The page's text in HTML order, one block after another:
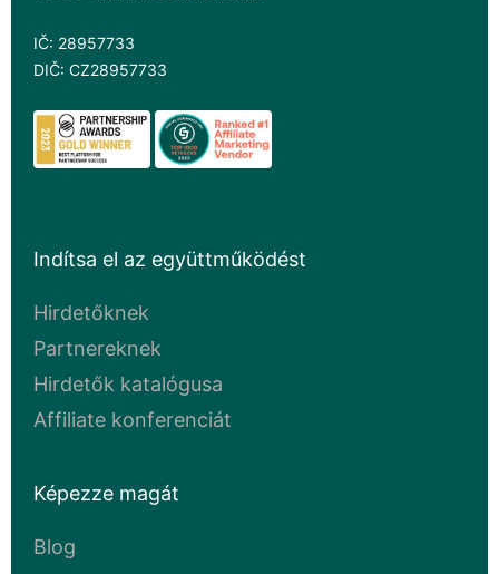
IČ: 28957733
DIČ: CZ28957733
Indítsa el az együttműködést
Hirdetőknek
Partnereknek
Hirdetők katalógusa
Affiliate konferenciát
Képezze magát
Blog